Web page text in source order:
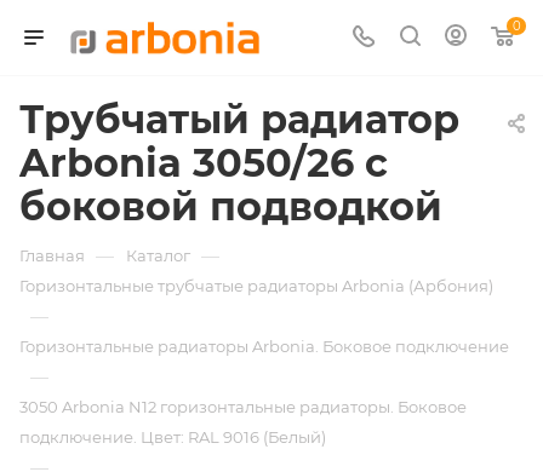
0
Трубчатый радиатор
Arbonia 3050/26 с
боковой подводкой
Главная — Каталог —
Горизонтальные трубчатые радиаторы Arbonia (Арбония)
—
Горизонтальные радиаторы Arbonia. Боковое подключение
—
3050 Arbonia N12 горизонтальные радиаторы. Боковое
подключение. Цвет: RAL 9016 (Белый)